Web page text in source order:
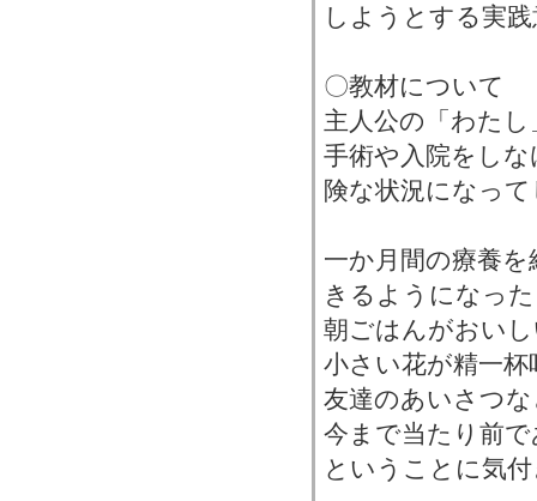
しようとする実
〇教材について
主人公の「わた
手術や入院をし
険な状況になっ
一か月間の療養
きるようになっ
朝ごはんがおい
小さい花が精一
友達のあいさつ
今まで当たり前
ということに気